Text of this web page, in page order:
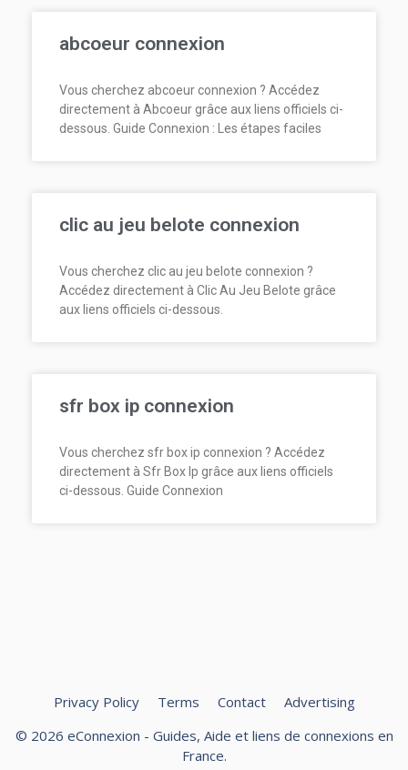
abcoeur connexion
Vous cherchez abcoeur connexion ? Accédez
directement à Abcoeur grâce aux liens officiels ci-
dessous. Guide Connexion : Les étapes faciles
clic au jeu belote connexion
Vous cherchez clic au jeu belote connexion ?
Accédez directement à Clic Au Jeu Belote grâce
aux liens officiels ci-dessous.
sfr box ip connexion
Vous cherchez sfr box ip connexion ? Accédez
directement à Sfr Box Ip grâce aux liens officiels
ci-dessous. Guide Connexion
Privacy Policy Terms Contact
Advertising
© 2026 eConnexion - Guides, Aide et liens de connexions en
France.